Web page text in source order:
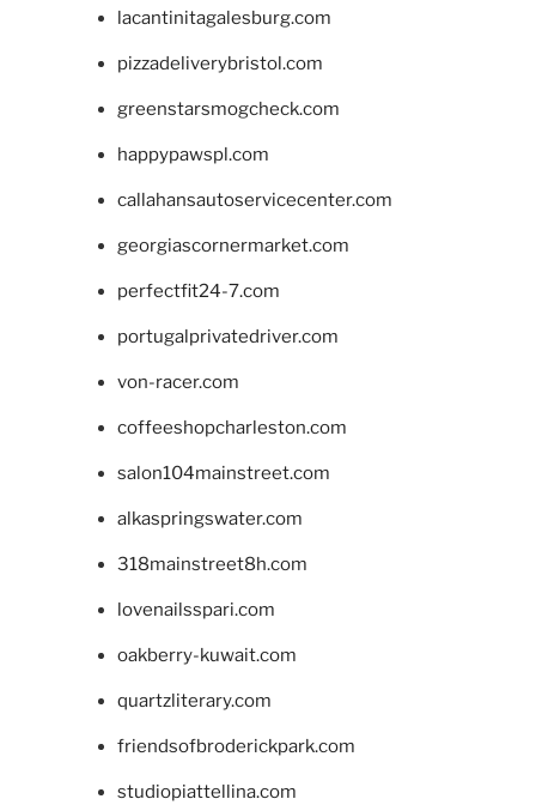
lacantinitagalesburg.com
pizzadeliverybristol.com
greenstarsmogcheck.com
happypawspl.com
callahansautoservicecenter.com
georgiascornermarket.com
perfectfit24-7.com
portugalprivatedriver.com
von-racer.com
coffeeshopcharleston.com
salon104mainstreet.com
alkaspringswater.com
318mainstreet8h.com
lovenailsspari.com
oakberry-kuwait.com
quartzliterary.com
friendsofbroderickpark.com
studiopiattellina.com